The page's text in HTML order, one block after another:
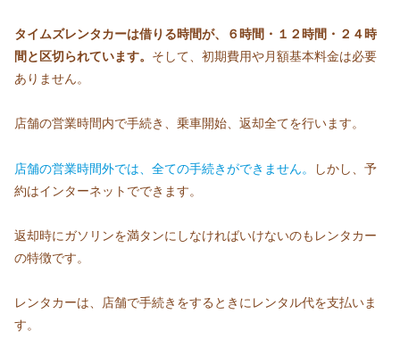
タイムズレンタカーは借りる時間が、６時間・１２時間・２４時
間と区切られています。 そして、初期費用や月額基本料金は必要
ありません。
店舗の営業時間内で手続き、乗車開始、返却全てを行います。
店舗の営業時間外では、全ての手続きができません。
しかし、予
約はインターネットでできます。
返却時にガソリンを満タンにしなければいけないのもレンタカー
の特徴です。
レンタカーは、店舗で手続きをするときにレンタル代を支払いま
す。